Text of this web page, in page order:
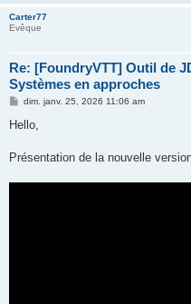
Carter77
Evêque
Re: [FoundryVTT] Outil de
Systèmes en approches
M
s
g
dim. janv. 25, 2026 11:06 am
Hello,
Présentation de la nouvelle